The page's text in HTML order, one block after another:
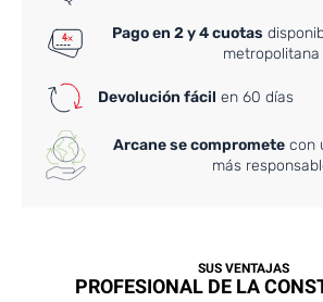
Pago en 2 y 4 cuotas
metropolitana
Devolución fácil en 60 días
Arcane se compromete con
más
SUS VENTAJAS
PROFESIONAL DE LA